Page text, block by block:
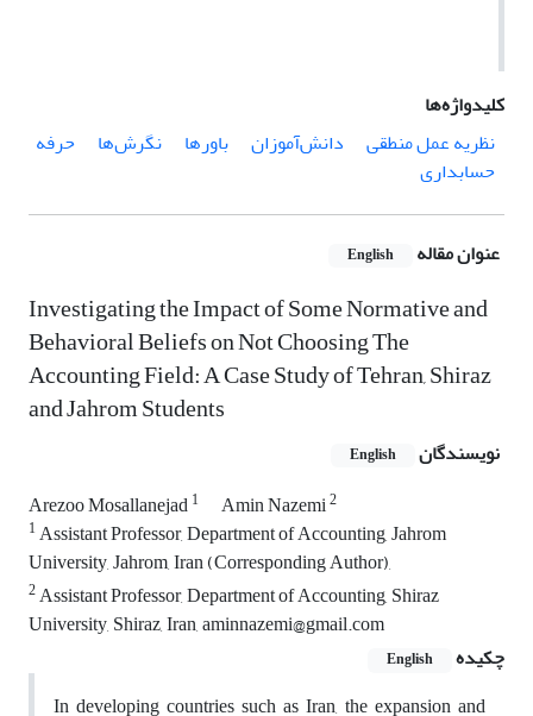
کلیدواژه‌ها
نظریه عمل منطقی
دانش‌آموزان باورها نگرش‌ها
حرفه
حسابداری
عنوان مقاله English
Investigating the Impact of Some Normative and
Behavioral Beliefs on Not Choosing The
Accounting Field: A Case Study of Tehran, Shiraz
and Jahrom Students
نویسندگان English
Arezoo Mosallanejad1 Amin Nazemi2
1Assistant Professor, Department of Accounting, Jahrom
University, Jahrom, Iran (Corresponding Author),
2Assistant Professor, Department of Accounting, Shiraz
University, Shiraz, Iran, aminnazemi@gmail.com
چکیده
English
In developing countries such as Iran, the expansion and